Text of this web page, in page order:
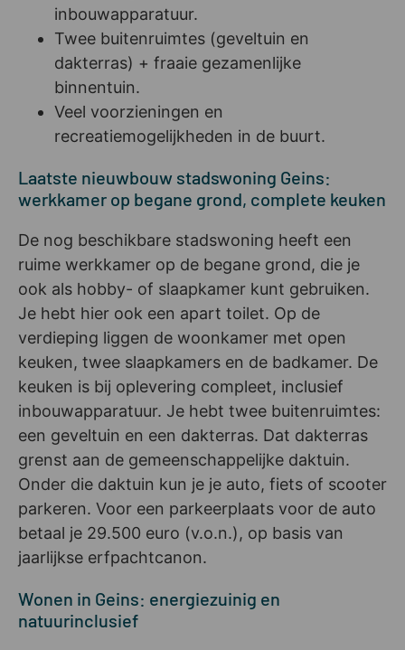
inbouwapparatuur.
Twee buitenruimtes (geveltuin en
dakterras) + fraaie gezamenlijke
binnentuin.
Veel voorzieningen en
recreatiemogelijkheden in de buurt.
Laatste nieuwbouw stadswoning Geins:
werkkamer op begane grond, complete keuken
De nog beschikbare stadswoning heeft een
ruime werkkamer op de begane grond, die je
ook als hobby- of slaapkamer kunt gebruiken.
Je hebt hier ook een apart toilet. Op de
verdieping liggen de woonkamer met open
keuken, twee slaapkamers en de badkamer. De
keuken is bij oplevering compleet, inclusief
inbouwapparatuur. Je hebt twee buitenruimtes:
een geveltuin en een dakterras. Dat dakterras
grenst aan de gemeenschappelijke daktuin.
Onder die daktuin kun je je auto, fiets of scooter
parkeren. Voor een parkeerplaats voor de auto
betaal je 29.500 euro (v.o.n.), op basis van
jaarlijkse erfpachtcanon.
Wonen in Geins: energiezuinig en
natuurinclusief